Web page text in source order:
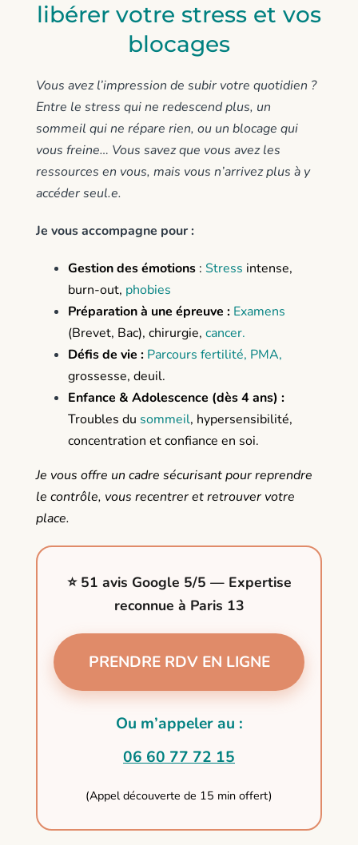
libérer votre stress et vos
blocages
Vous avez l’impression de subir votre quotidien ?
Entre le stress qui ne redescend plus, un
sommeil qui ne répare rien, ou un blocage qui
vous freine… Vous savez que vous avez les
ressources en vous, mais vous n’arrivez plus à y
accéder seul.e.
Je vous accompagne pour :
Gestion des émotions: Stress intense,
burn-out, phobies
Préparation à une épreuve : Examens
(Brevet, Bac), chirurgie, cancer.
Défis de vie : Parcours fertilité, PMA,
grossesse, deuil.
Enfance & Adolescence (dès 4 ans) :
Troubles du sommeil, hypersensibilité,
concentration et confiance en soi.
Je vous offre un cadre sécurisant pour reprendre
le contrôle, vous recentrer et retrouver votre
place.
⭐ 51 avis Google 5/5 — Expertise
reconnue à Paris 13
PRENDRE RDV EN LIGNE
Ou m’appeler au :
06 60 77 72 15
(Appel découverte de 15 min offert)